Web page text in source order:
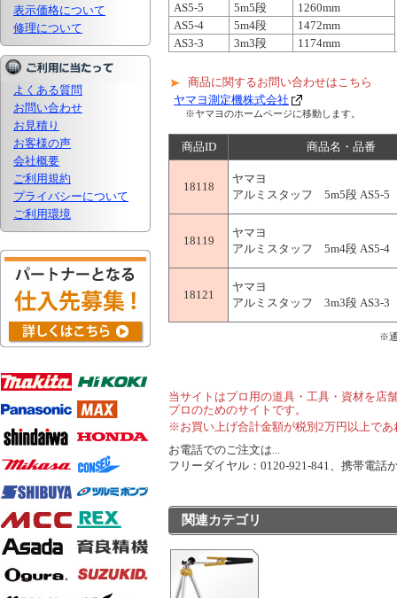
表示価格について
修理について
よくある質問
お問い合わせ
お見積り
お客様の声
会社概要
ご利用規約
プライバシーについて
ご利用環境
AS5-5
5m5段
1260mm
AS5-4
5m4段
1472mm
AS3-3
3m3段 1174mm
商品に関するお問い合わせはこちら
ヤマヨ測定機株式会社
※ヤマヨのホームページに移動します。
商品ID 商品名・品番
18118
ヤマヨ
アルミスタッフ 5m5段 AS5-5
18119
ヤマヨ
アルミスタッフ 5m4段 AS5-4
18121
ヤマヨ
アルミスタッフ 3m3段 AS3-3
※
当サイトはプロ用の道具・工具・資材を店
プロのためのサイトです。
※お買い上げ合計金額が税別2万円以上で
お電話でのご注文は...
フリーダイヤル：0120-921-841、携帯電
関連カテゴリ